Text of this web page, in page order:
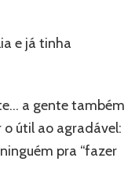
e já tinha
a gente também
o útil ao agradável:
pra “fazer